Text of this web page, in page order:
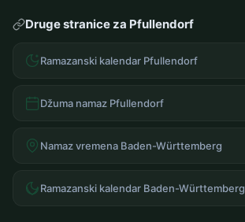
Druge stranice za Pfullendorf
Ramazanski kalendar Pfullendorf
Džuma namaz Pfullendorf
Namaz vremena Baden-Württemberg
Ramazanski kalendar Baden-Württemberg